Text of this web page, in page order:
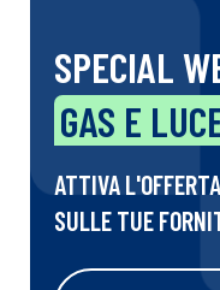
SPECIAL
GAS E
ATTIVA
SULLE TUE